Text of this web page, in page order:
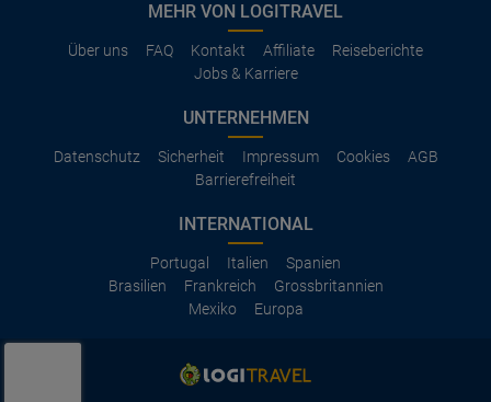
MEHR VON LOGITRAVEL
Über uns FAQ Kontakt Affiliate
Reiseberichte
Jobs & Karriere
UNTERNEHMEN
Datenschutz Sicherheit Impressum Cookies
AGB
Barrierefreiheit
INTERNATIONAL
Portugal Italien
Spanien
Brasilien
Frankreich
Grossbritannien
Mexiko
Europa